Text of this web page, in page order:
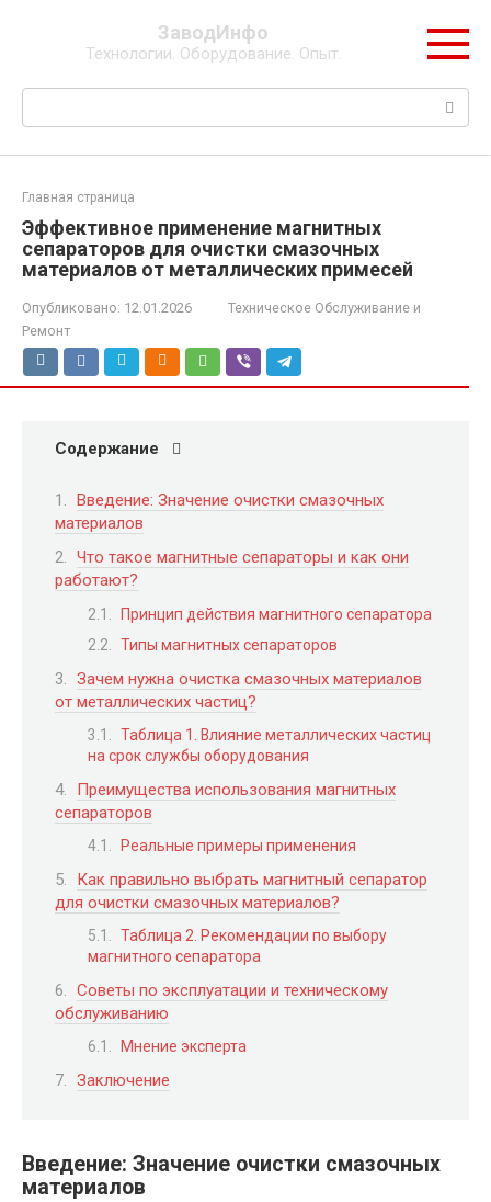
ЗаводИнфо
Технологии. Оборудование. Опыт.
Поиск:
Главная страница
Эффективное применение магнитных
сепараторов для очистки смазочных
материалов от металлических примесей
Опубликовано: 12.01.2026
Техническое Обслуживание и
Ремонт
Содержание
Введение: Значение очистки смазочных
материалов
Что такое магнитные сепараторы и как они
работают?
Принцип действия магнитного сепаратора
Типы магнитных сепараторов
Зачем нужна очистка смазочных материалов
от металлических частиц?
Таблица 1. Влияние металлических частиц
на срок службы оборудования
Преимущества использования магнитных
сепараторов
Реальные примеры применения
Как правильно выбрать магнитный сепаратор
для очистки смазочных материалов?
Таблица 2. Рекомендации по выбору
магнитного сепаратора
Советы по эксплуатации и техническому
обслуживанию
Мнение эксперта
Заключение
Введение: Значение очистки смазочных
материалов